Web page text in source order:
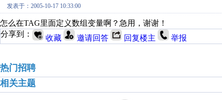
发表于：2005-10-17 10:33:00
怎么在TAG里面定义数组变量啊？急用，谢谢！
分享到：
收藏 邀请回答 回复楼主 举报
热门招聘
相关主题